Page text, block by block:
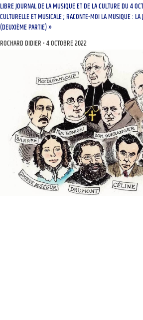
LIBRE JOURNAL DE LA MUSIQUE ET DE LA CULTURE DU 4
CULTURELLE ET MUSICALE ; RACONTE-MOI LA MUSIQUE : LA
(DEUXIÈME PARTIE) »
ROCHARD DIDIER 4 OCTOBRE 2022